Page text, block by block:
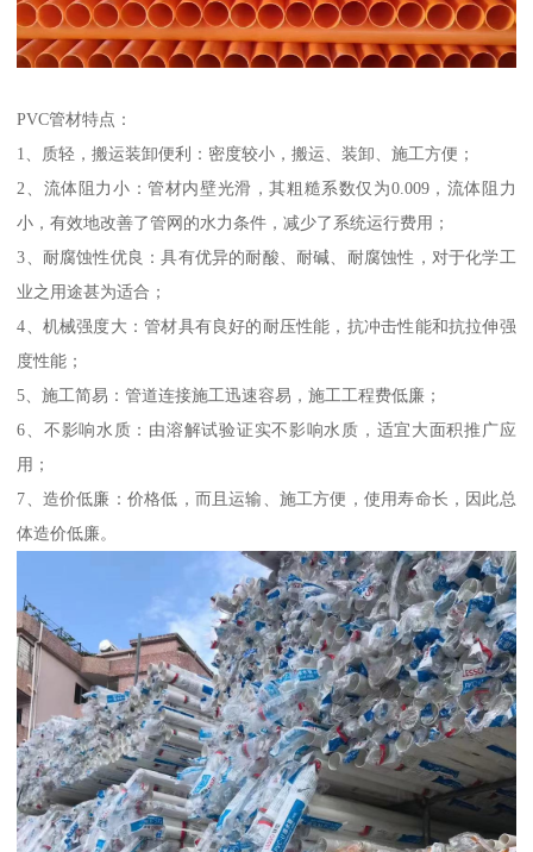
PVC管材特点：
1、质轻，搬运装卸便利：密度较小，搬运、装卸、施工方便；
2、流体阻力小：管材内壁光滑，其粗糙系数仅为0.009，流体阻力
小，有效地改善了管网的水力条件，减少了系统运行费用；
3、耐腐蚀性优良：具有优异的耐酸、耐碱、耐腐蚀性，对于化学工
业之用途甚为适合；
4、机械强度大：管材具有良好的耐压性能，抗冲击性能和抗拉伸强
度性能；
5、施工简易：管道连接施工迅速容易，施工工程费低廉；
6、不影响水质：由溶解试验证实不影响水质，适宜大面积推广应
用；
7、造价低廉：价格低，而且运输、施工方便，使用寿命长，因此总
体造价低廉。